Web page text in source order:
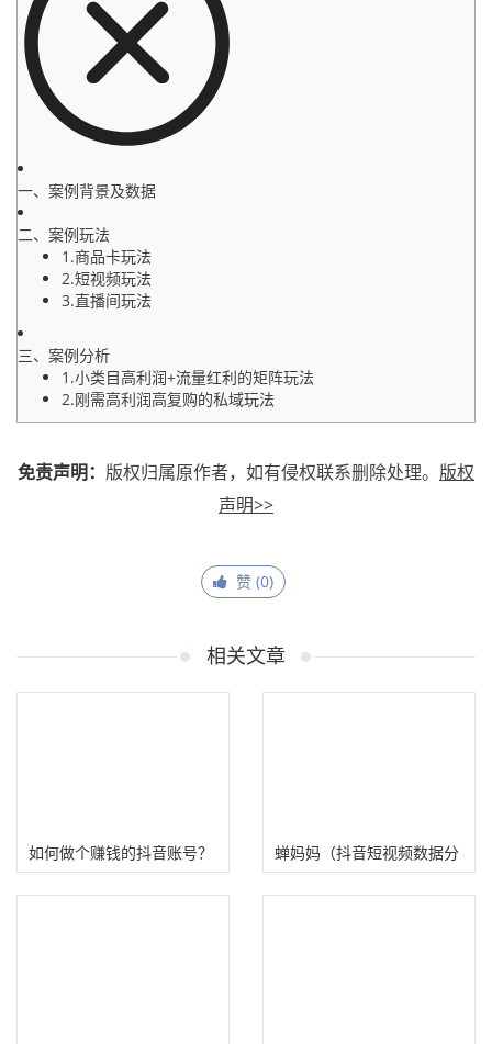
一、案例背景及数据
二、案例玩法
1.商品卡玩法
2.短视频玩法
3.直播间玩法
三、案例分析
1.小类目高利润+流量红利的矩阵玩法
2.刚需高利润高复购的私域玩法
免责声明： 版权归属原作者，如有侵权联系删除处理。 版权
声明>>
赞 (0)
相关文章
如何做个赚钱的抖音账号？
案例拆解！
蝉妈妈（抖音短视频数据分
析工具)